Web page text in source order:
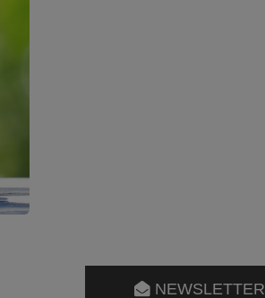
NEWSLETTER